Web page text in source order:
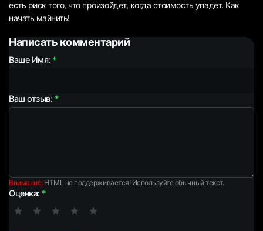
есть риск того, что произойдет, когда стоимость упадет. Как
начать майнить!
Написать комментарий
Ваше Имя:
Ваш отзыв:
Внимание:HTML не поддерживается! Используйте обычный текст.
Оценка: